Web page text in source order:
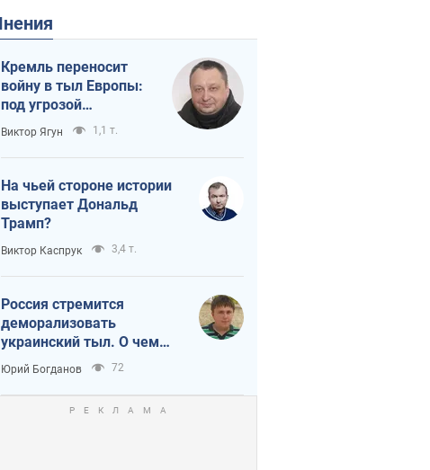
Мнения
Кремль переносит
войну в тыл Европы:
под угрозой
критическая
логистика
Виктор Ягун 1,1 т.
На чьей стороне истории
выступает Дональд
Трамп?
Виктор Каспрук 3,4 т.
Россия стремится
деморализовать
украинский тыл. О чем
стоит себе напомнить
Юрий Богданов 72